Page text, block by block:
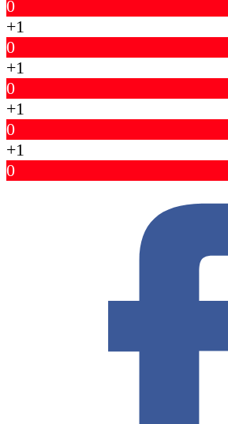
0
+1
0
+1
0
+1
0
+1
0